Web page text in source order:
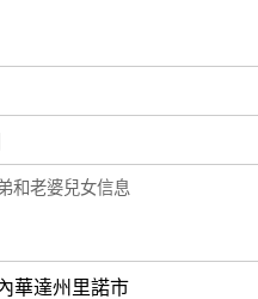
和老婆兒女信息
華達州里諾市